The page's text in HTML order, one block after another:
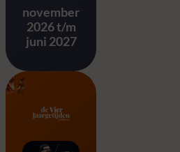
november
2026 t/m
juni 2027